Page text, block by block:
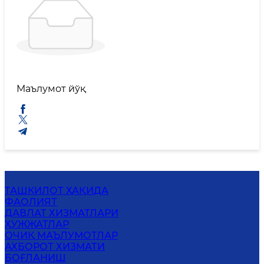
Маълумот йўқ
ТАШКИЛОТ ҲАҚИДА
ФАОЛИЯТ
ДАВЛАТ ХИЗМАТЛАРИ
ҲУЖЖАТЛАР
ОЧИҚ МАЪЛУМОТЛАР
АХБОРОТ ХИЗМАТИ
БОҒЛАНИШ